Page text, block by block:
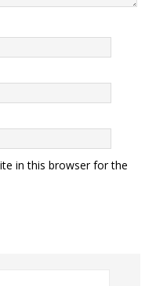
in this browser for the